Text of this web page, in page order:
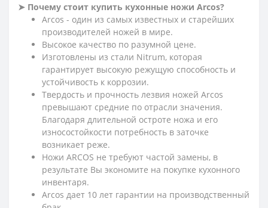
➤ Почему стоит купить кухонные ножи Arcos?
Arcos - один из самых известных и старейших
производителей ножей в мире.
Высокое качество по разумной цене.
Изготовлены из стали Nitrum, которая
гарантирует высокую режущую способность и
устойчивость к коррозии.
Твердость и прочность лезвия ножей Arcos
превышают средние по отрасли значения.
Благодаря длительной остроте ножа и его
износостойкости потребность в заточке
возникает реже.
Ножи ARCOS не требуют частой замены, в
результате Вы экономите на покупке кухонного
инвентаря.
Arcos дает 10 лет гарантии на производственный